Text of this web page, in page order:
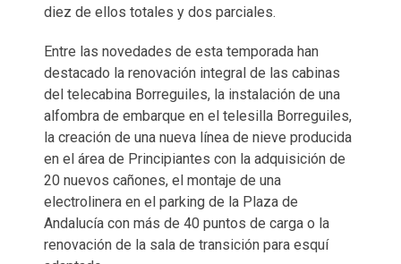
diez de ellos totales y dos parciales.
Entre las novedades de esta temporada han
destacado la renovación integral de las cabinas
del telecabina Borreguiles, la instalación de una
alfombra de embarque en el telesilla Borreguiles,
la creación de una nueva línea de nieve producida
en el área de Principiantes con la adquisición de
20 nuevos cañones, el montaje de una
electrolinera en el parking de la Plaza de
Andalucía con más de 40 puntos de carga o la
renovación de la sala de transición para esquí